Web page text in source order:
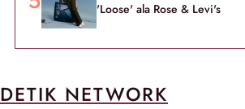
'Loose' ala Rose & Levi's
DETIK NETWORK